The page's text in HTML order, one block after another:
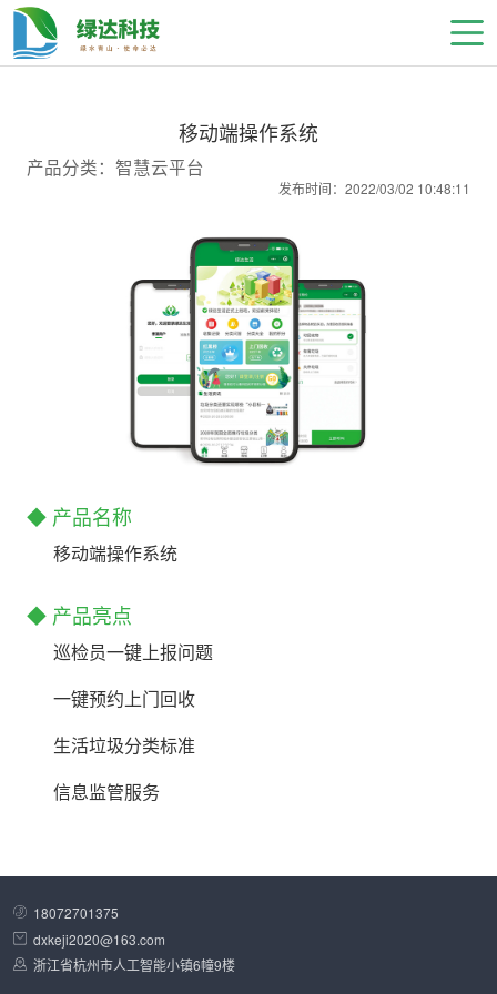
移动端操作系统
产品分类：智慧云平台
发布时间：2022/03/02 10:48:11
◆ 产品名称
移动端操作系统
◆ 产品亮点
巡检员一键上报问题
一键预约上门回收
生活垃圾分类标准
信息监管服务
18072701375
dxkeji2020@163.com
浙江省杭州市人工智能小镇6幢9楼